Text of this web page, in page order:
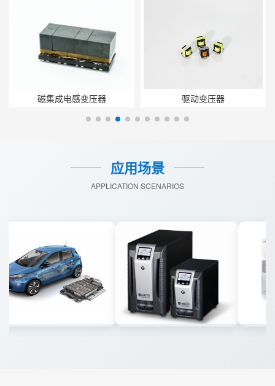
磁集成电感变压器 驱动变压器
应用场景
APPLICATION SCENARIOS